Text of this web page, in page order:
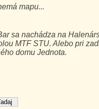
mapu...
sa nachádza na
MTF STU. Alebo pri
domu Jednota.